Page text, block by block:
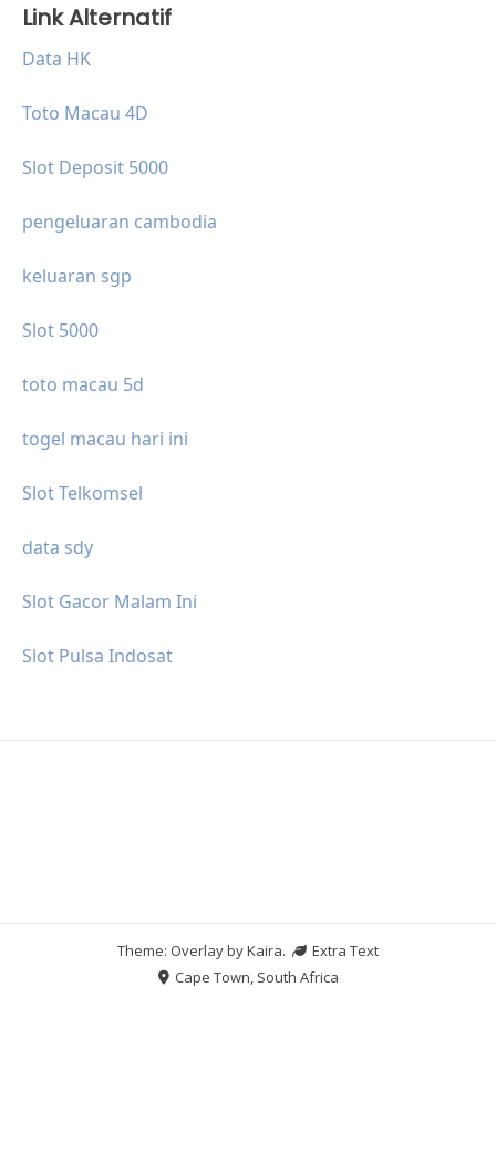
Link Alternatif
Data HK
Toto Macau 4D
Slot Deposit 5000
pengeluaran cambodia
keluaran sgp
Slot 5000
toto macau 5d
togel macau hari ini
Slot Telkomsel
data sdy
Slot Gacor Malam Ini
Slot Pulsa Indosat
Theme: Overlay byKaira.
Extra Text
Cape Town, South Africa